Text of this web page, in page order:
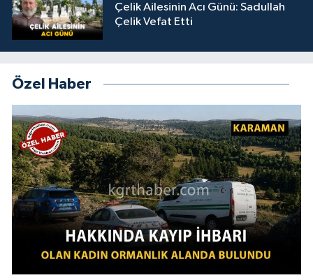
Çelik Ailesinin Acı Günü: Sadullah
Çelik Vefat Etti
Özel Haber